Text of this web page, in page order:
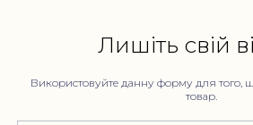
Лишіть свій
Використовуйте данну форму для того,
товар.